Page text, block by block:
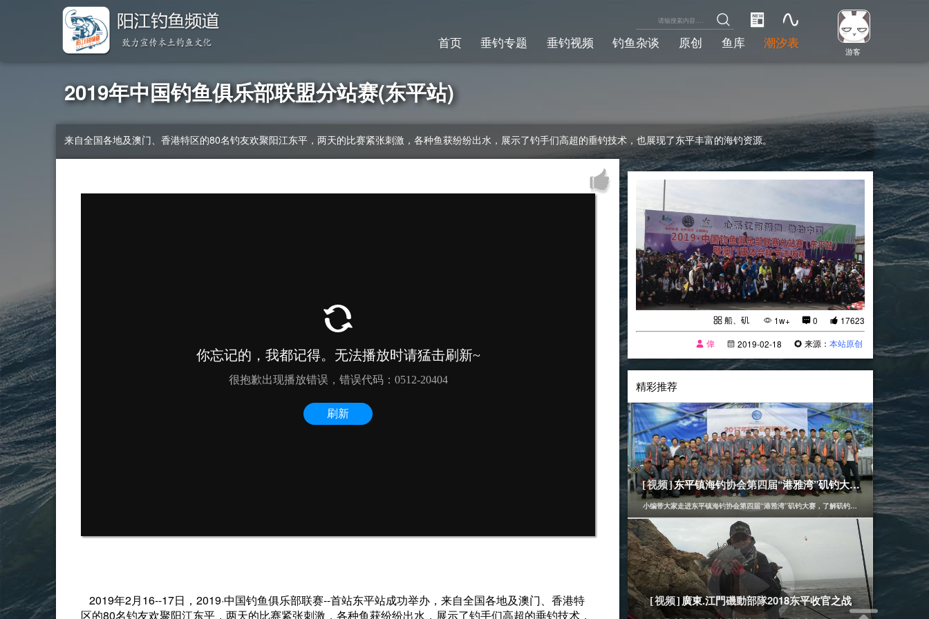
游客
首页 垂钓专题 垂钓视频 钓鱼杂谈 原创 鱼库 潮汐表
2019年中国钓鱼俱乐部联盟分站赛(东平站)
来自全国各地及澳门、香港特区的80名钓友欢聚阳江东平，两天的比赛紧张刺激，各种鱼获纷纷出水，展示了钓手们高超的垂钓技术，也展现了东平丰富的海钓资源。
2019年2月16--17日，2019·中国钓鱼俱乐部联赛--首站东平站成功举办，来自全国各地及澳门、香港特
区的80名钓友欢聚阳江东平，两天的比赛紧张刺激，各种鱼获纷纷出水，展示了钓手们高超的垂钓技术，
船、矶 1w+ 0
17623
偉
2019-02-18 来源：本站原创
精彩推荐
[船、矶]
2017-11-24
[视频]东平镇海钓协会第四届“港雅湾”矶钓大赛（实录）
小编带大家走进东平镇海钓协会第四届“港雅湾”矶钓大赛，了解矶钓比赛过程。
[船、矶] 2019-01-02
[视频] 廣東.江門磯動部隊2018东平收官之战